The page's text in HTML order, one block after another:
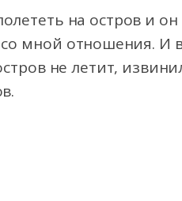
на остров и
мной отношения. И
не летит,